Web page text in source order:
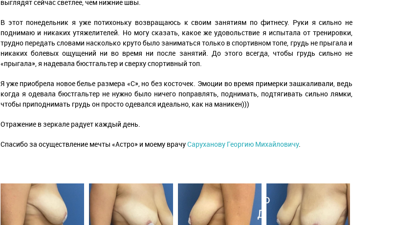
выглядят сейчас светлее, чем нижние швы.
В этот понедельник я уже потихоньку возвращаюсь к своим занятиям по фитнесу. Руки я сильно не
поднимаю и никаких утяжелителей. Но могу сказать, какое же удовольствие я испытала от тренировки,
трудно передать словами насколько круто было заниматься только в спортивном топе, грудь не прыгала и
никаких болевых ощущений ни во время ни после занятий. До этого всегда, чтобы грудь сильно не
«прыгала», я надевала бюстгальтер и сверху спортивный топ.
Я уже приобрела новое белье размера «С», но без косточек. Эмоции во время примерки зашкаливали, ведь
когда я одевала бюстгальтер не нужно было ничего поправлять, поднимать, подтягивать сильно лямки,
чтобы приподнимать грудь он просто одевался идеально, как на маникен)))
Отражение в зеркале радует каждый день.
Спасибо за осуществление мечты «Астро» и моему врачуСаруханову Георгию Михайловичу.